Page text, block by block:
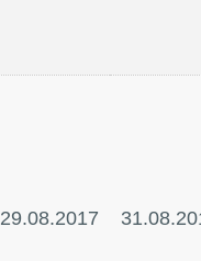
29.08.2017